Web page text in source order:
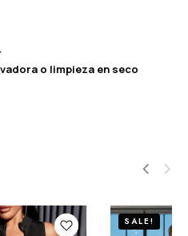
o limpieza en seco
SALE!